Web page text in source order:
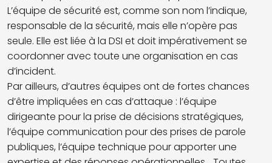
L’équipe de sécurité est, comme son nom l’indique,
responsable de la sécurité, mais elle n’opère pas
seule. Elle est liée à la DSI et doit impérativement se
coordonner avec toute une organisation en cas
d’incident.
Par ailleurs, d’autres équipes ont de fortes chances
d’être impliquées en cas d’attaque : l’équipe
dirigeante pour la prise de décisions stratégiques,
l’équipe communication pour des prises de parole
publiques, l’équipe technique pour apporter une